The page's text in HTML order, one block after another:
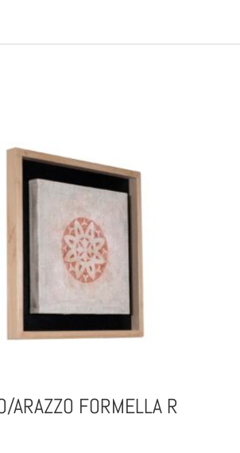
ARAZZO FORMELLA R